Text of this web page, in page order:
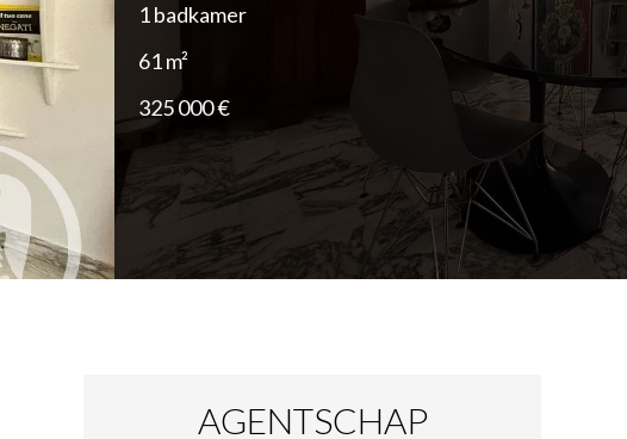
1 badkamer
61 m²
325 000 €
AGENTSCHAP